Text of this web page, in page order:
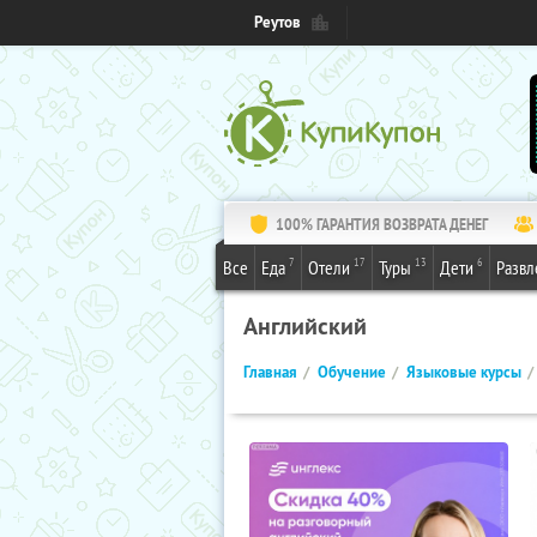
Реутов
100% ГАРАНТИЯ ВОЗВРАТА ДЕНЕГ
Все Еда 7 Отели 17 Туры 13 Дети 6
Английский
Главная Обучение Языковые курсы